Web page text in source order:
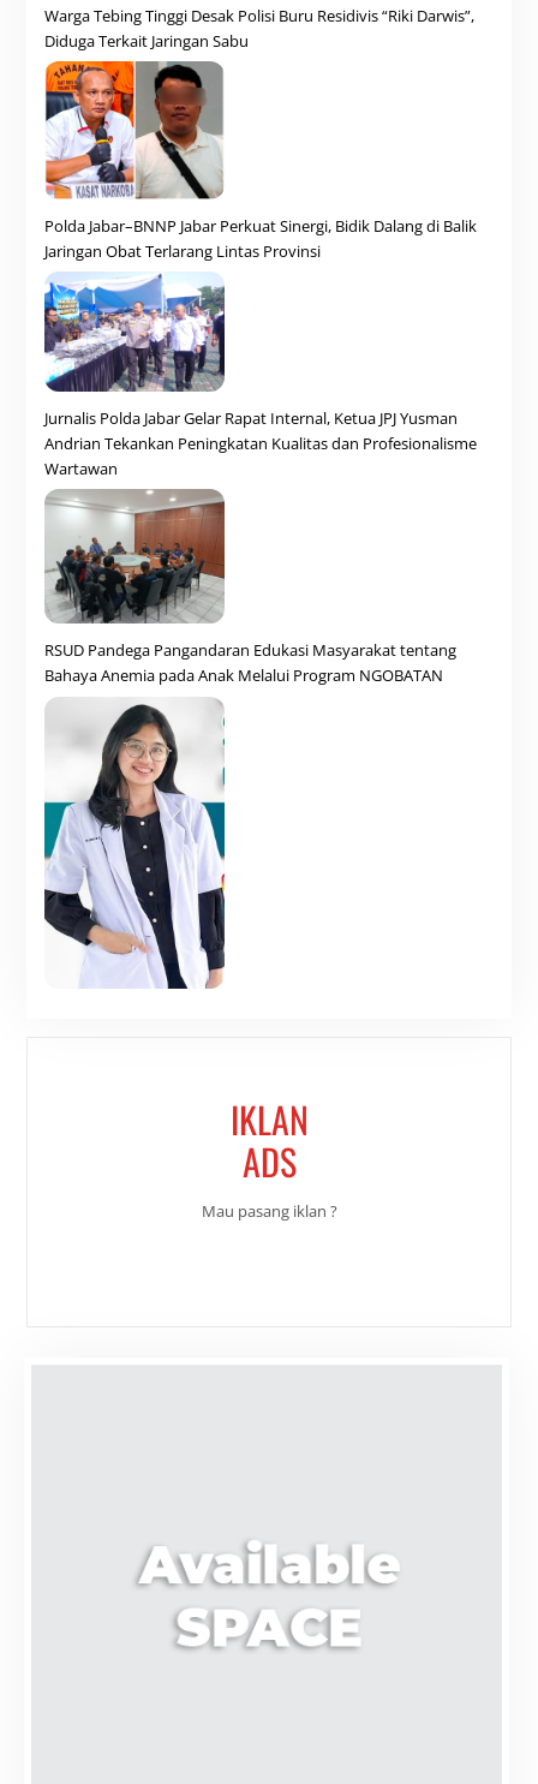
Warga Tebing Tinggi Desak Polisi Buru Residivis “Riki Darwis”,
Diduga Terkait Jaringan Sabu
Polda Jabar–BNNP Jabar Perkuat Sinergi, Bidik Dalang di Balik
Jaringan Obat Terlarang Lintas Provinsi
Jurnalis Polda Jabar Gelar Rapat Internal, Ketua JPJ Yusman
Andrian Tekankan Peningkatan Kualitas dan Profesionalisme
Wartawan
RSUD Pandega Pangandaran Edukasi Masyarakat tentang
Bahaya Anemia pada Anak Melalui Program NGOBATAN
IKLAN
ADS
Mau pasang iklan ?